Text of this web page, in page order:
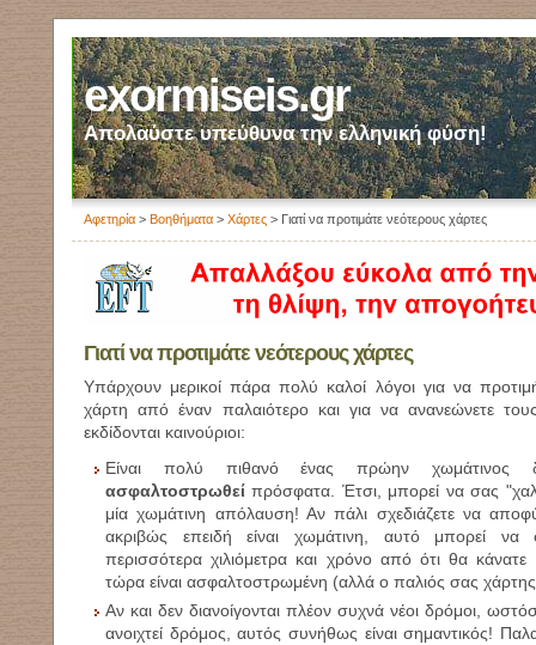
exormiseis.gr
Απολαύστε υπεύθυνα την ελληνική φύση!
Αφετηρία > Βοηθήματα > Χάρτες > Γιατί να προτιμάτε νεότερους χάρτες
Γιατί να προτιμάτε νεότερους χάρτες
Υπάρχουν μερικοί πάρα πολύ καλοί λόγοι για να
χάρτη από έναν παλαιότερο και για να ανανεώνετε
εκδίδονται καινούριοι:
Είναι πολύ πιθανό ένας πρώην χωμάτινος
ασφαλτοστρωθεί πρόσφατα. Έτσι, μπορεί να σας
μία χωμάτινη απόλαυση! Αν πάλι σχεδιάζετε να
ακριβώς επειδή είναι χωμάτινη, αυτό μπορεί να
περισσότερα χιλιόμετρα και χρόνο από ότι θα
τώρα είναι ασφαλτοστρωμένη (αλλά ο παλιός σας χάρτης
Αν και δεν διανοίγονται πλέον συχνά νέοι δρόμοι,
ανοιχτεί δρόμος, αυτός συνήθως είναι σημαντικός!